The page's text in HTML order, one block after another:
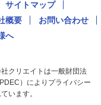
サイトマップ
概要
お問い合わせ
へ
クリエイトは一般財団法
）によりプライバシー
います。